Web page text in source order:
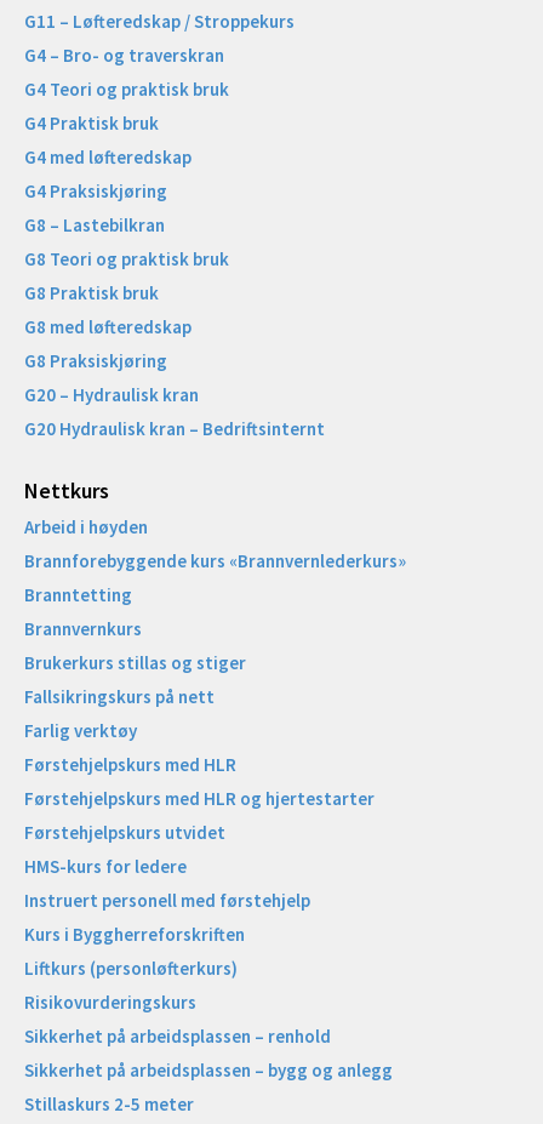
G11 – Løfteredskap / Stroppekurs
G4 – Bro- og traverskran
G4 Teori og praktisk bruk
G4 Praktisk bruk
G4 med løfteredskap
G4 Praksiskjøring
G8 – Lastebilkran
G8 Teori og praktisk bruk
G8 Praktisk bruk
G8 med løfteredskap
G8 Praksiskjøring
G20 – Hydraulisk kran
G20 Hydraulisk kran – Bedriftsinternt
Nettkurs
Arbeid i høyden
Brannforebyggende kurs «Brannvernlederkurs»
Branntetting
Brannvernkurs
Brukerkurs stillas og stiger
Fallsikringskurs på nett
Farlig verktøy
Førstehjelpskurs med HLR
Førstehjelpskurs med HLR og hjertestarter
Førstehjelpskurs utvidet
HMS-kurs for ledere
Instruert personell med førstehjelp
Kurs i Byggherreforskriften
Liftkurs (personløfterkurs)
Risikovurderingskurs
Sikkerhet på arbeidsplassen – renhold
Sikkerhet på arbeidsplassen – bygg og anlegg
Stillaskurs 2-5 meter